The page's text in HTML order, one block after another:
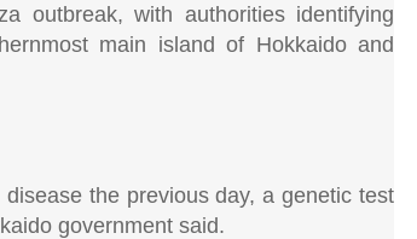
outbreak, with authorities identifying
main island of Hokkaido and
the previous day, a genetic test
government said.